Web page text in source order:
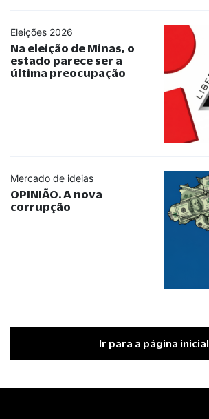
Eleições 2026
Na eleição de Minas, o
estado parece ser a
última preocupação
Mercado de ideias
OPINIÃO. A nova
corrupção
Ir para a página inicial